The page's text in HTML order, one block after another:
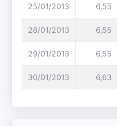
25/01/2013 6,55
28/01/2013 6,55
29/01/2013 6,55
30/01/2013 6,63